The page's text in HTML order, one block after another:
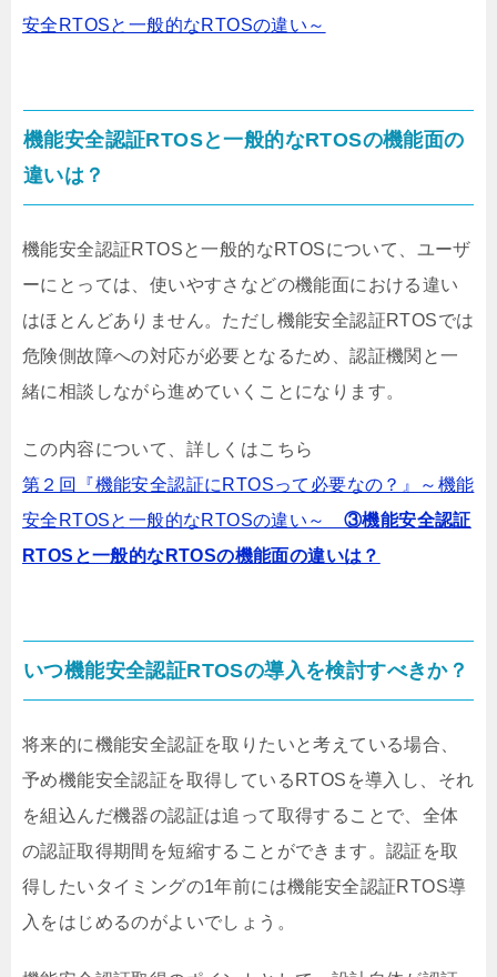
安全RTOSと一般的なRTOSの違い～
機能安全認証RTOSと一般的なRTOSの機能面の
違いは？
機能安全認証RTOSと一般的なRTOSについて、ユーザ
ーにとっては、使いやすさなどの機能面における違い
はほとんどありません。ただし機能安全認証RTOSでは
危険側故障への対応が必要となるため、認証機関と一
緒に相談しながら進めていくことになります。
この内容について、詳しくはこちら
第２回『機能安全認証にRTOSって必要なの？』～機能
安全RTOSと一般的なRTOSの違い～ ③機能安全認証
RTOSと一般的なRTOSの機能面の違いは？
いつ機能安全認証RTOSの導入を検討すべきか？
将来的に機能安全認証を取りたいと考えている場合、
予め機能安全認証を取得しているRTOSを導入し、それ
を組込んだ機器の認証は追って取得することで、全体
の認証取得期間を短縮することができます。認証を取
得したいタイミングの1年前には機能安全認証RTOS導
入をはじめるのがよいでしょう。